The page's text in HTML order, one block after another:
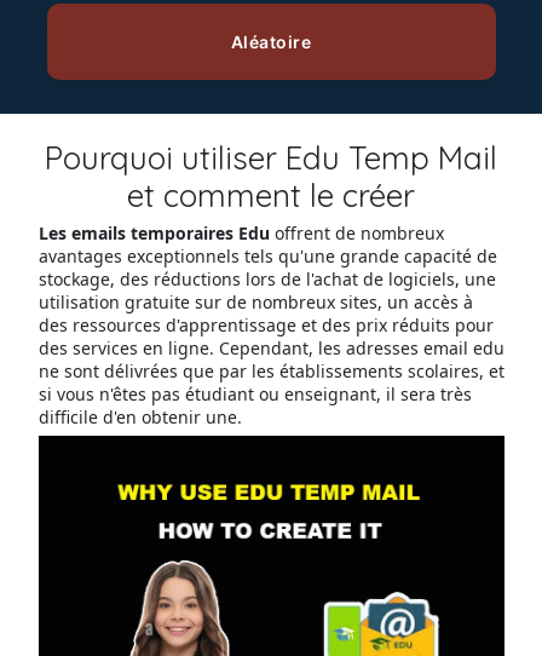
Pourquoi utiliser Edu Temp Mail
et comment le créer
Les emails temporaires Eduoffrent de nombreux
avantages exceptionnels tels qu'une grande capacité de
stockage, des réductions lors de l'achat de logiciels, une
utilisation gratuite sur de nombreux sites, un accès à
des ressources d'apprentissage et des prix réduits pour
des services en ligne. Cependant, les adresses email edu
ne sont délivrées que par les établissements scolaires, et
si vous n'êtes pas étudiant ou enseignant, il sera très
difficile d'en obtenir une.